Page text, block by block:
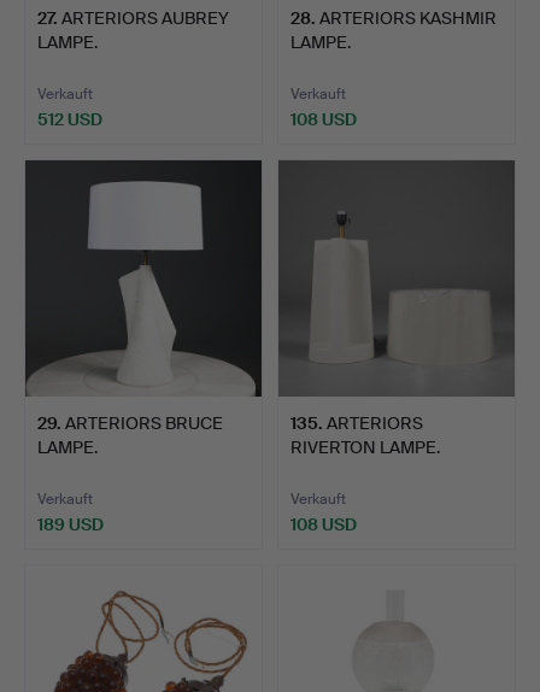
27. ARTERIORS AUBREY
LAMPE.
Verkauft
512 USD
28. ARTERIORS KASHMIR
LAMPE.
Verkauft
108 USD
29. ARTERIORS BRUCE
LAMPE.
Verkauft
189 USD
135. ARTERIORS
RIVERTON LAMPE.
Verkauft
108 USD